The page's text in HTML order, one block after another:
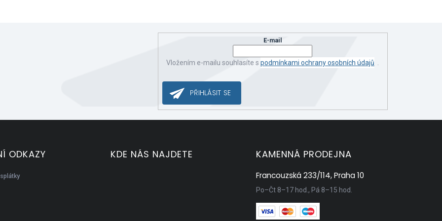
E-mail
Vložením e-mailu souhlasíte s podmínkami ochrany osobních údajů
PŘIHLÁSIT SE
ODKAZY KDE NÁS NAJDETE KAMENNÁ PRODEJNA
Francouzská 233/114, Praha 10
Po–Čt 8–17 hod., Pá 8–15 hod.